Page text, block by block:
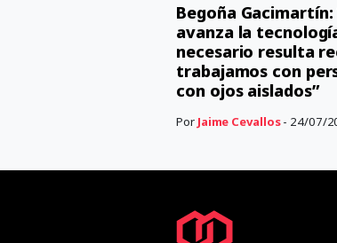
Begoña Gacimartín:
avanza la
necesario resulta
trabajamos con
con ojos aislados”
Por Jaime Cevallos- 24/07/